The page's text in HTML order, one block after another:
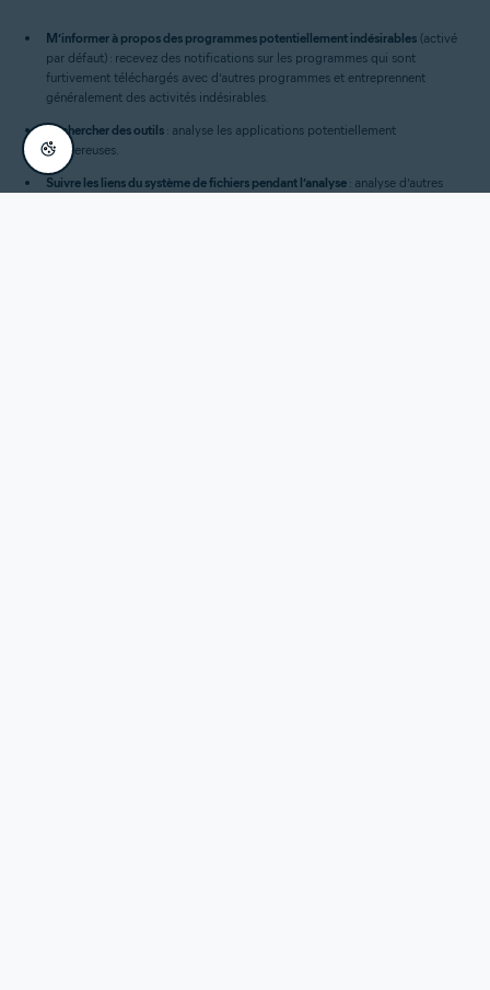
M’informer à propos des programmes potentiellement indésirables (activé
par défaut) : recevez des notifications sur les programmes qui sont
furtivement téléchargés avec d’autres programmes et entreprennent
généralement des activités indésirables.
Rechercher des outils : analyse les applications potentiellement
dangereuses.
Suivre les liens du système de fichiers pendant l’analyse : analyse d’autres